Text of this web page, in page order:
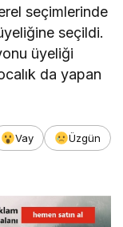
seçimlerinde
seçildi.
üyeliği
da yapan
Vay
Üzgün